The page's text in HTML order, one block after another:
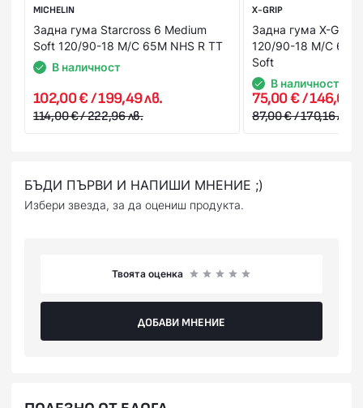
MICHELIN
Задна гума Starcross 6 Medium
Soft 120/90-18 M/C 65M NHS R TT
В наличност
102,00 € / 199,49 лв.
114,00 € / 222,96 лв.
X-GRIP
Задна гума X-GRIP
120/90-18 M/C 65M
Soft
В наличност
75,00 € / 146,69
87,00 € / 170,16 лв.
БЪДИ ПЪРВИ И НАПИШИ МНЕНИЕ ;)
Избери звезда, за да оцениш продукта.
Твоята оценка
ДОБАВИ МНЕНИЕ